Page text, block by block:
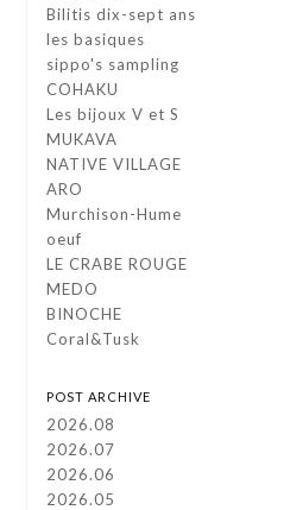
Bilitis dix-sept ans
les basiques
sippo's sampling
COHAKU
Les bijoux V et S
MUKAVA
NATIVE VILLAGE
ARO
Murchison-Hume
oeuf
LE CRABE ROUGE
MEDO
BINOCHE
Coral&Tusk
POST ARCHIVE
2026.08
2026.07
2026.06
2026.05